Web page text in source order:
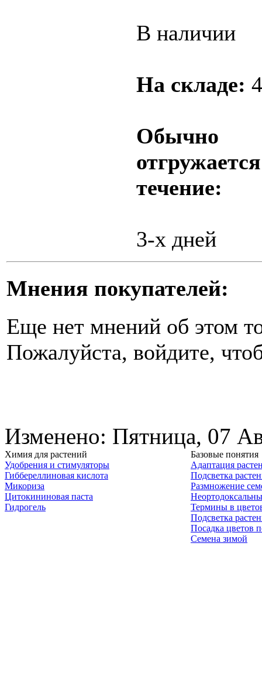
В наличии
На складе:
Обычно
течение:
3-х дней
Мнения покупателей:
Еще нет мнений об этом
Пожалуйста, войдите,
Изменено: Пятница, 07
Химия для растений
Удобрения и стимуляторы
Гиббереллиновая кислота
Микориза
Цитокининовая паста
Гидрогель
Базовые понятия
Адаптация
Подсветка
Размножение
Термины в
Подсветка
Посадка цветов
Семена зимой